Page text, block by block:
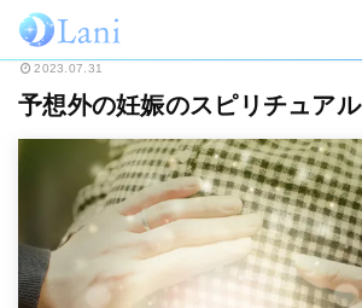
ホーム スピリチュアル
2023.07.31
予想外の妊娠のスピリチュアル